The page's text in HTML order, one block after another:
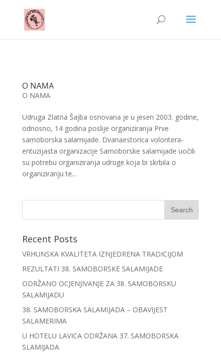
O NAMA
O NAMA
Udruga Zlatna Šajba osnovana je u jesen 2003. godine,
odnosno, 14 godina poslije organiziranja Prve
samoborska salamijade. Dvanaestorica volontera-
entuzijasta organizacije Samoborske salamijade uočili
su potrebu organiziranja udruge koja bi skrbila o
organiziranju te...
Recent Posts
VRHUNSKA KVALITETA IZNJEDRENA TRADICIJOM
REZULTATI 38. SAMOBORSKE SALAMIJADE
ODRŽANO OCJENJIVANJE ZA 38. SAMOBORSKU
SALAMIJADU
38. SAMOBORSKA SALAMIJADA – OBAVIJEST
SALAMERIMA
U HOTELU LAVICA ODRŽANA 37. SAMOBORSKA
SLAMIJADA